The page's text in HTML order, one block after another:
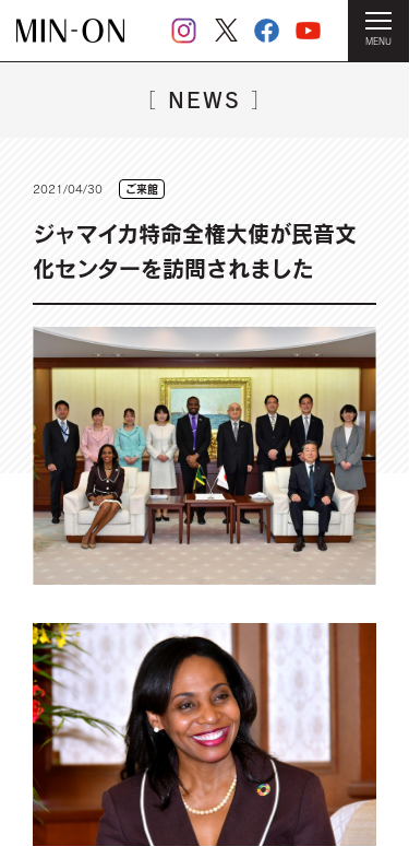
MENU
［ NEWS ］
2021/04/30 ご来館
ジャマイカ特命全権大使が民音文
化センターを訪問されました